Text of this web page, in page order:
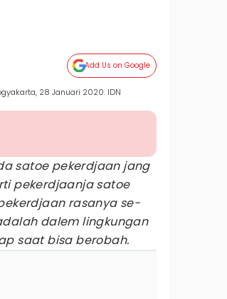
Add Us on Google
28 Januari 2020. IDN
satoe pekerdjaan jang
pekerdjaanja satoe
rasanya se-
dalem lingkungan
saat bisa berobah.